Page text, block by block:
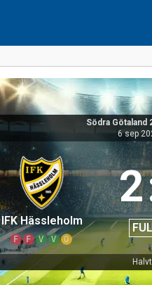
Södra Götaland
6 sep
IFK Hässleholm
F F V V O
2